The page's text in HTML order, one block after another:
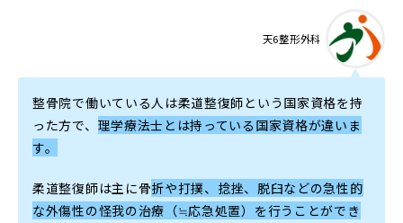
天6整形外科
整骨院で働いている人は柔道整復師という国家資格を持
った方で、 理学療法士とは持っている国家資格が違いま
す。
柔道整復師は主に骨折や打撲、捻挫、脱臼などの急性的
な外傷性の怪我の治療（≒応急処置）を行うことができ